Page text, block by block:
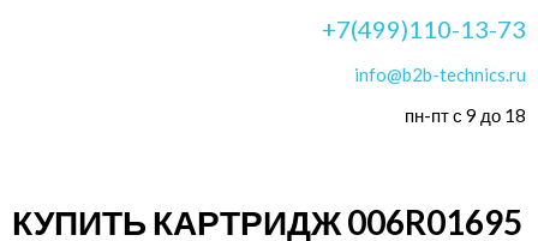
+7(499)110-13-73
info@b2b-technics.ru
пн-пт с 9 до 18
КУПИТЬ КАРТРИДЖ 006R01695